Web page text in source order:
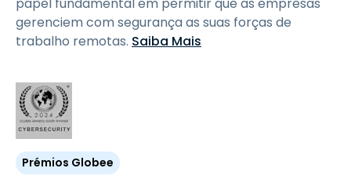
gerenciem com segurança as suas forças de
trabalho remotas. Saiba Mais
Prémios Globee